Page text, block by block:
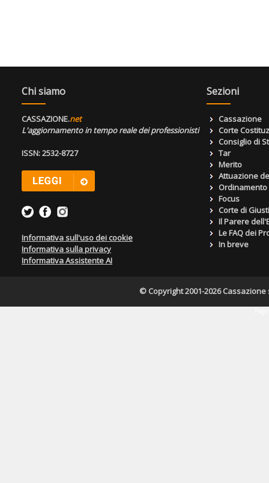
Chi siamo
CASSAZIONE.net
L'aggiornamento in tempo reale dei professionisti
ISSN: 2532-8727
Informativa sull'uso dei cookie
Informativa sulla privacy
Informativa Assistente AI
Sezioni
Cassazione
Corte
Consiglio di
Tar
Merito
Attuazione
Focus
Corte di
Il Parere
Le FAQ dei
In breve
© Copyright 2001-2026 Cassazione